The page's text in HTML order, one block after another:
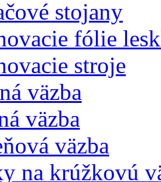
stojany
fólie
stroje
väzba
väzba
väzba
na krúžkovú